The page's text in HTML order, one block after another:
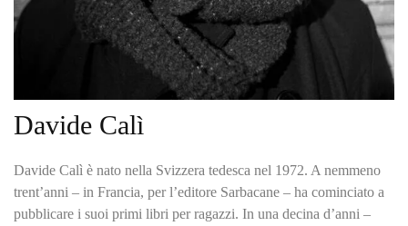
Davide Calì
Davide Calì è nato nella Svizzera tedesca nel 1972. A nemmeno
trent’anni – in Francia, per l’editore Sarbacane – ha cominciato a
pubblicare i suoi primi libri per ragazzi. In una decina d’anni –